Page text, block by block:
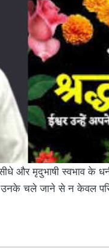
और मृदुभाषी स्वभाव के
उनके चले जाने से न केवल